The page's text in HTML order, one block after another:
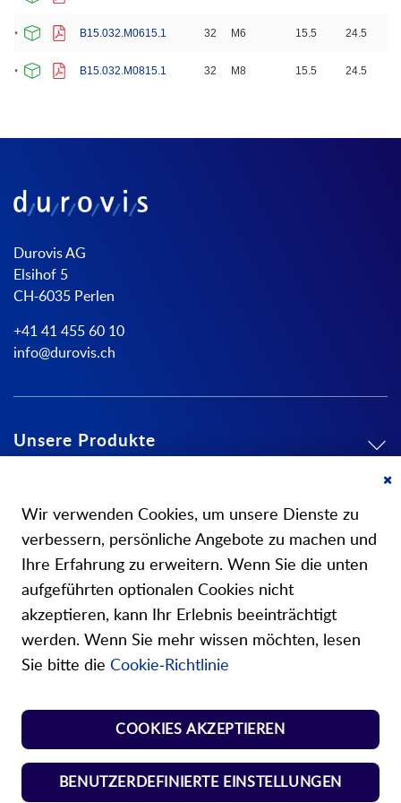
B15.032.M0615.1 32 M6 15.5 24.5
B15.032.M0815.1 32 M8 15.5 24.5
Durovis AG
Elsihof 5
CH-6035 Perlen
+41 41 455 60 10
info@durovis.ch
Unsere Produkte
Über uns
Unsere Shops
Shop Norm Federn
Shop Kunst-Normteile
Wir verwenden Cookies, um unsere Dienste zu
verbessern, persönliche Angebote zu machen und
Ihre Erfahrung zu erweitern. Wenn Sie die unten
aufgeführten optionalen Cookies nicht
akzeptieren, kann Ihr Erlebnis beeinträchtigt
werden. Wenn Sie mehr wissen möchten, lesen
Sie bitte die Cookie-Richtlinie
COOKIES AKZEPTIEREN
BENUTZERDEFINIERTE EINSTELLUNGEN